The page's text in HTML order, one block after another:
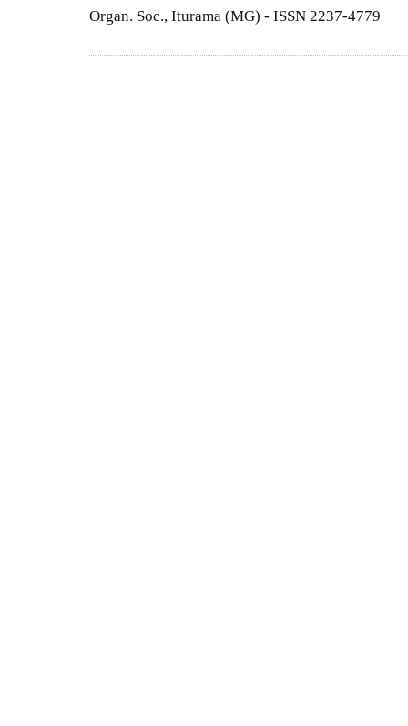
Organ. Soc., Iturama (MG) - ISSN 2237-4779